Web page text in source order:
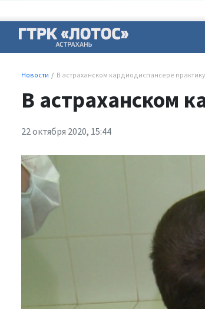
Новости В астраханском кардиодиспансере
В астраханском
22 октября 2020, 15:44